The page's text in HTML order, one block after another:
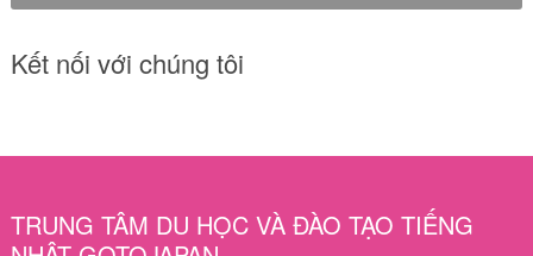
Kết nối với chúng tôi
TRUNG TÂM DU HỌC VÀ ĐÀO TẠO TIẾNG